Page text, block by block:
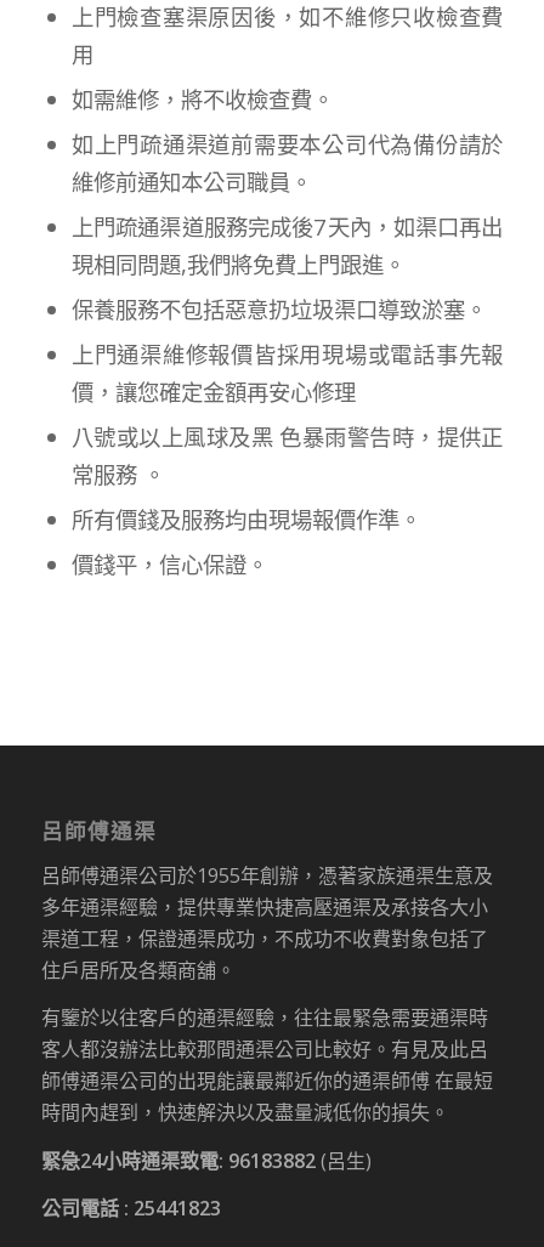
上門檢查塞渠原因後，如不維修只收檢查費
用
如需維修，將不收檢查費。
如上門疏通渠道前需要本公司代為備份請於
維修前通知本公司職員。
上門疏通渠道服務完成後7天內，如渠口再出
現相同問題,我們將免費上門跟進。
保養服務不包括惡意扔垃圾渠口導致淤塞。
上門通渠維修報價皆採用現場或電話事先報
價，讓您確定金額再安心修理
八號或以上風球及黑 色暴雨警告時，提供正
常服務 。
所有價錢及服務均由現場報價作準。
價錢平，信心保證。
呂師傅通渠
呂師傅通渠公司於1955年創辦，憑著家族通渠生意及
多年通渠經驗，提供專業快捷高壓通渠及承接各大小
渠道工程，保證通渠成功，不成功不收費對象包括了
住戶居所及各類商舖。
有鑒於以往客戶的通渠經驗，往往最緊急需要通渠時
客人都沒辦法比較那間通渠公司比較好。有見及此呂
師傅通渠公司的出現能讓最鄰近你的通渠師傅 在最短
時間內趕到，快速解決以及盡量減低你的損失。
緊急24小時通渠致電: 96183882(呂生)
公司電話 : 25441823